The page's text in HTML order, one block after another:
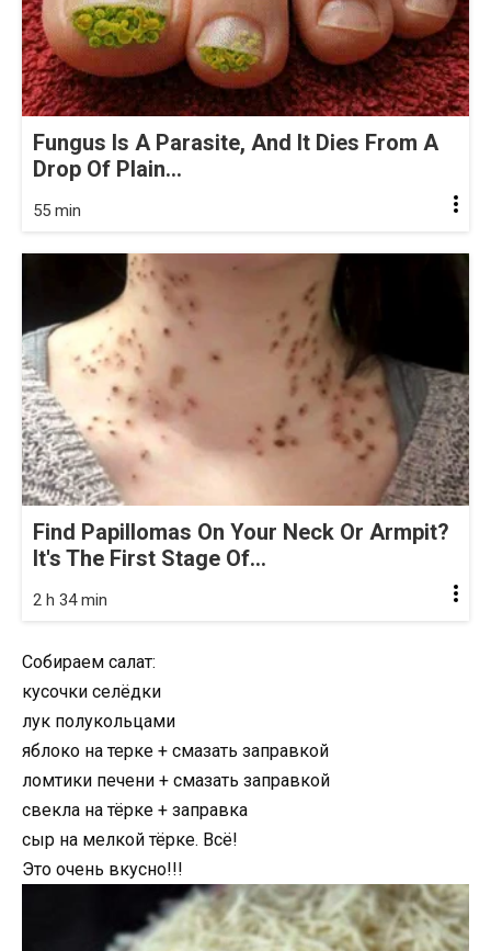
Fungus Is A Parasite, And It Dies From A
Drop Of Plain...
55 min
Find Papillomas On Your Neck Or Armpit?
It's The First Stage Of...
2 h 34 min
Собираем салат:
кусочки селёдки
лук полукольцами
яблоко на терке + смазать заправкой
ломтики печени + смазать заправкой
свекла на тёрке + заправка
сыр на мелкой тёрке. Всё!
Это очень вкусно!!!